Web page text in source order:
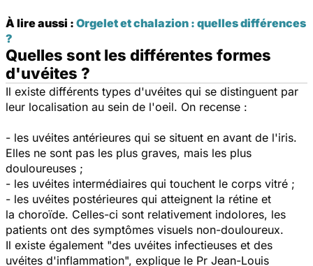
À lire aussi : Orgelet et chalazion : quelles différences
?
Quelles sont les différentes formes
d'uvéites ?
Il existe différents types d'uvéites qui se distinguent par
leur localisation au sein de l'oeil. On recense :
- les uvéites antérieures qui se situent en avant de l'iris.
Elles ne sont pas les plus graves, mais les plus
douloureuses ;
- les uvéites intermédiaires qui touchent le corps vitré ;
- les uvéites postérieures qui atteignent la rétine et
la choroïde. Celles-ci sont relativement indolores, les
patients ont des symptômes visuels non-douloureux.
Il existe également "des uvéites infectieuses et des
uvéites d'inflammation", explique le Pr Jean-Louis